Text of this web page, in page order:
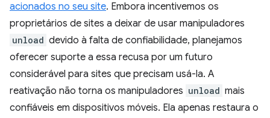
acionados no seu site. Embora incentivemos os
proprietários de sites a deixar de usar manipuladores
unload devido à falta de confiabilidade, planejamos
oferecer suporte a essa recusa por um futuro
considerável para sites que precisam usá-la. A
reativação não torna os manipuladores unload mais
confiáveis em dispositivos móveis. Ela apenas restaura o